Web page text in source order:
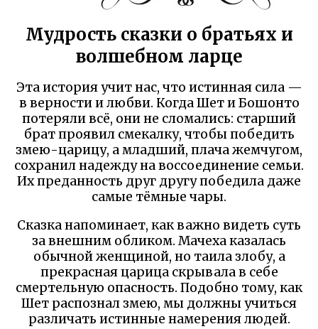
Мудрость сказки о братьях и
волшебном ларце
Эта история учит нас, что истинная сила —
в верности и любви. Когда Шет и Бошонто
потеряли всё, они не сломались: старший
брат проявил смекалку, чтобы победить
змею-царицу, а младший, плача жемчугом,
сохранил надежду на воссоединение семьи.
Их преданность друг другу победила даже
самые тёмные чары.
Сказка напоминает, как важно видеть суть
за внешним обликом. Мачеха казалась
обычной женщиной, но таила злобу, а
прекрасная царица скрывала в себе
смертельную опасность. Подобно тому, как
Шет распознал змею, мы должны учиться
различать истинные намерения людей.